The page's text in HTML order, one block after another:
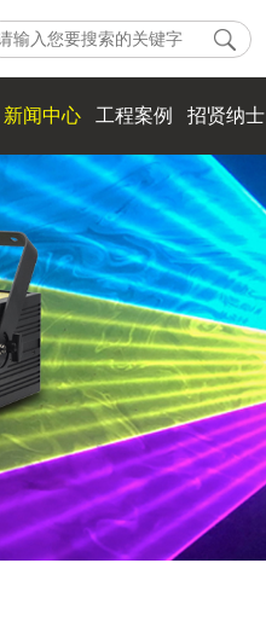
新闻中心 工程案例 招贤纳士